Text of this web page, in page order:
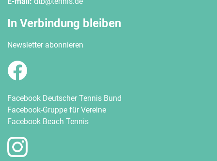
In Verbindung bleiben
Newsletter abonnieren
Facebook Deutscher Tennis Bund
Facebook-Gruppe für Vereine
Facebook Beach Tennis